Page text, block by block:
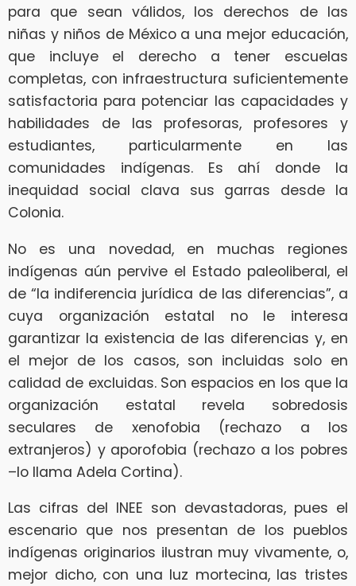
para que sean válidos, los derechos de las
niñas y niños de México a una mejor educación,
que incluye el derecho a tener escuelas
completas, con infraestructura suficientemente
satisfactoria para potenciar las capacidades y
habilidades de las profesoras, profesores y
estudiantes, particularmente en las
comunidades indígenas. Es ahí donde la
inequidad social clava sus garras desde la
Colonia.
No es una novedad, en muchas regiones
indígenas aún pervive el Estado paleoliberal, el
de “la indiferencia jurídica de las diferencias”, a
cuya organización estatal no le interesa
garantizar la existencia de las diferencias y, en
el mejor de los casos, son incluidas solo en
calidad de excluidas. Son espacios en los que la
organización estatal revela sobredosis
seculares de xenofobia (rechazo a los
extranjeros) y aporofobia (rechazo a los pobres
–lo llama Adela Cortina).
Las cifras del INEE son devastadoras, pues el
escenario que nos presentan de los pueblos
indígenas originarios ilustran muy vivamente, o,
mejor dicho, con una luz mortecina, las tristes